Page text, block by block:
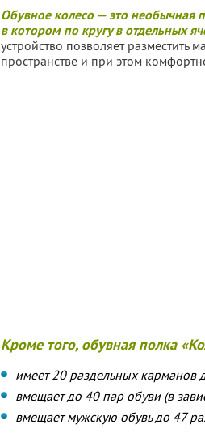
Обувное колесо — это необычная
в котором по кругу в отдельных
устройство позволяет
пространстве и при этом
Кроме того, обувная полка
имеет 20 раздельных карманов
вмещает до 40 пар обуви (в
вмещает мужскую обувь до 47